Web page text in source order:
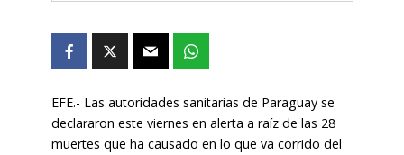
EFE.- Las autoridades sanitarias de Paraguay se
declararon este viernes en alerta a raíz de las 28
muertes que ha causado en lo que va corrido del